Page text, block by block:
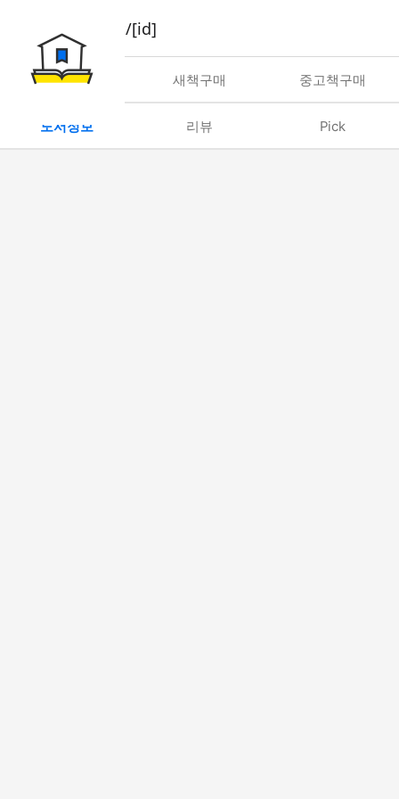
book/rent/[id]
대여 새책구매 중고책구매
도서정보 리뷰 Pick